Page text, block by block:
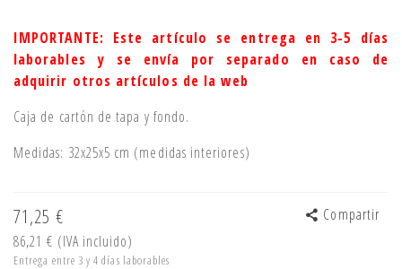
IMPORTANTE: Este artículo se entrega en 3-5 días
laborables y se envía por separado en caso de
adquirir otros artículos de la web
Caja de cartón de tapa y fondo.
Medidas: 32x25x5 cm (medidas interiores)
71,25 €
86,21 € (IVA incluido)
Entrega entre 3 y 4 días laborables
Compartir